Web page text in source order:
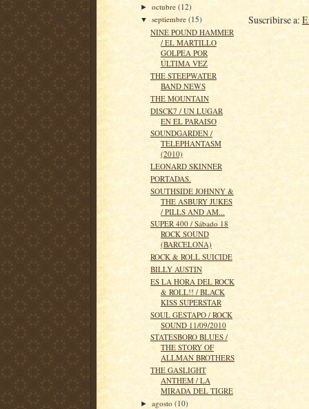
►octubre(12)
▼septiembre(15)
NINE POUND HAMMER
/ EL MARTILLO
GOLPEA POR
ÚLTIMA VEZ
THE STEEPWATER
BAND NEWS
THE MOUNTAIN
DISCK7 / UN LUGAR
EN EL PARAISO
SOUNDGARDEN /
TELEPHANTASM
(2010)
LEONARD SKINNER
PORTADAS.
SOUTHSIDE JOHNNY &
THE ASBURY JUKES
/ PILLS AND AM...
SUPER 400 / Sábado 18
ROCK SOUND
(BARCELONA)
ROCK & ROLL SUICIDE
BILLY AUSTIN
ES LA HORA DEL ROCK
& ROLL!! / BLACK
KISS SUPERSTAR
SOUL GESTAPO / ROCK
SOUND 11/09/2010
STATESBORO BLUES /
THE STORY OF
ALLMAN BROTHERS
THE GASLIGHT
ANTHEM / LA
MIRADA DEL TIGRE
►agosto(10)
Suscribirse a: